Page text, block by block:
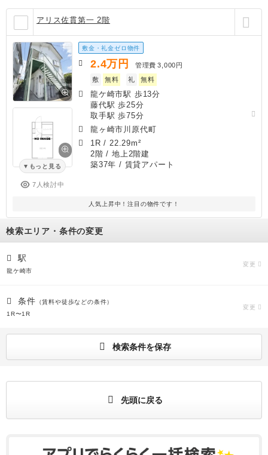
アリス佐貫第一 2階
もっと見る
7人検討中
敷金・礼金ゼロ物件
2.4万円 管理費 3,000円
敷
無料 礼 無料
龍ケ崎市駅 歩13分
藤代駅 歩25分
取手駅 歩75分
龍ヶ崎市川原代町
1R / 22.29m²
2階 / 地上2階建
築37年 / 賃貸アパート
人気上昇中！注目の物件です！
検索エリア・条件の変更
駅
龍ケ崎市
変更
条件 （賃料や徒歩などの条件）
1R〜1R
変更
検索条件を保存
先頭に戻る